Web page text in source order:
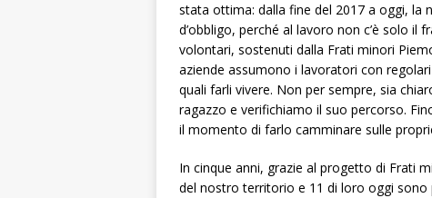
stata ottima: dalla fine del 2017 a oggi, la
d’obbligo, perché al lavoro non c’è solo
volontari, sostenuti dalla Frati minori
aziende assumono i lavoratori con
quali farli vivere. Non per sempre, sia
ragazzo e verifichiamo il suo percorso.
il momento di farlo camminare sulle
In cinque anni, grazie al progetto di Frati
del nostro territorio e 11 di loro oggi